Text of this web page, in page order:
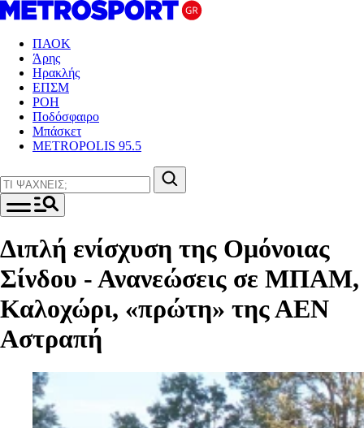
ΠΑΟΚ
Άρης
Ηρακλής
ΕΠΣΜ
ΡΟΗ
Ποδόσφαιρο
Μπάσκετ
METROPOLIS 95.5
Διπλή ενίσχυση της Ομόνοιας
Σίνδου - Ανανεώσεις σε ΜΠΑΜ,
Καλοχώρι, «πρώτη» της ΑΕΝ
Αστραπή